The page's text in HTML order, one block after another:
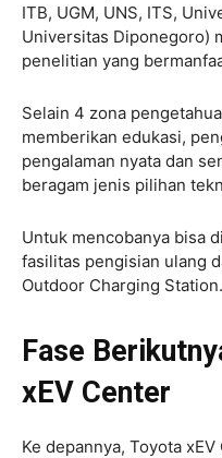
ITB, UGM, UNS, ITS,
Universitas Diponegoro)
penelitian yang
Selain 4 zona
memberikan edukasi,
pengalaman nyata dan
beragam jenis pilihan
Untuk mencobanya bisa
fasilitas pengisian ulang
Outdoor Charging Station.
Fase
xEV Center
Ke depannya, Toyota